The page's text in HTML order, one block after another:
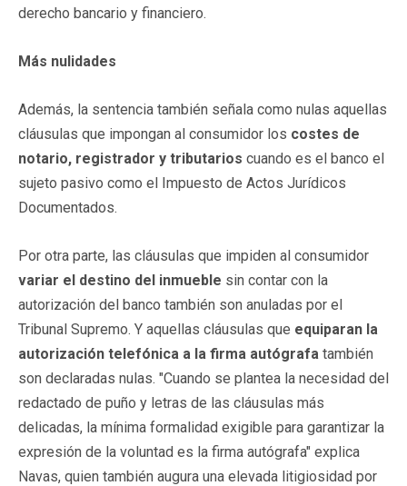
derecho bancario y financiero.
Más nulidades
Además, la sentencia también señala como nulas aquellas
cláusulas que impongan al consumidor los costes de
notario, registrador y tributarios cuando es el banco el
sujeto pasivo como el Impuesto de Actos Jurídicos
Documentados.
Por otra parte, las cláusulas que impiden al consumidor
variar el destino del inmueble sin contar con la
autorización del banco también son anuladas por el
Tribunal Supremo. Y aquellas cláusulas que equiparan la
autorización telefónica a la firma autógrafa también
son declaradas nulas. "Cuando se plantea la necesidad del
redactado de puño y letras de las cláusulas más
delicadas, la mínima formalidad exigible para garantizar la
expresión de la voluntad es la firma autógrafa" explica
Navas, quien también augura una elevada litigiosidad por